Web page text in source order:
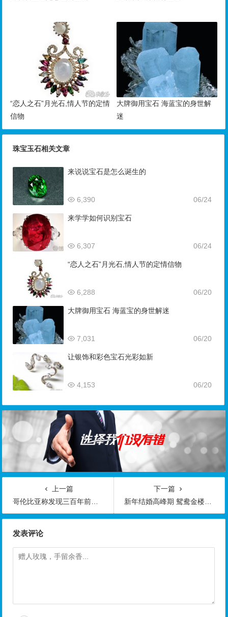
“恋人之石”月光石,情人节的定情
信物
大牌御用宝石 海蓝宝的身世解
迷
珠宝玉石相关文章
来说说宝石是怎么诞生的
06/24
6,390
来学学如何识别宝石
06/24
6,307
“恋人之石”月光石,情人节的定情信物
06/20
6,288
大牌御用宝石 海蓝宝的身世解迷
06/20
7,031
让银饰和彩色宝石光彩如新
06/20
4,153
上一篇
哥伦比亚称发现三百年前沉船 或藏大批金银珠宝
下一篇
新年结婚高峰期 鸳鸯金楼婚庆珠宝惹新人青睐
发表评论